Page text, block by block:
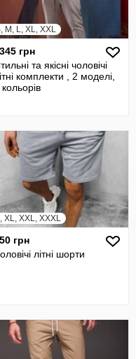
M, L, XL, XXL
грн
та якісні чоловічі
комплекти , 2 моделі,
XL, XXL, XXXL
грн
літні шорти